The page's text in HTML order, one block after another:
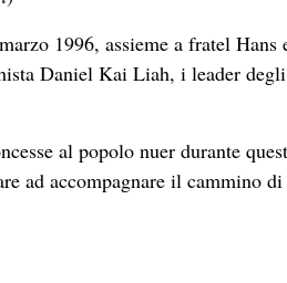
Daniel Kai Liah, i leader degli
al popolo nuer durante questi
ad accompagnare il cammino di